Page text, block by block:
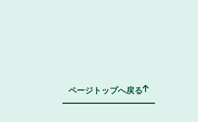
ページトップへ戻る